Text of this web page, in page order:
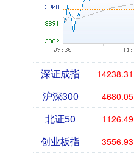
深证成指 14238.31
沪深300 4680.05
北证50 1126.49
创业板指 3556.93